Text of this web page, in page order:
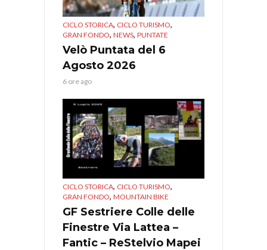
CICLO STORICA, CICLO TURISMO,
GRAN FONDO, NEWS, PUNTATE
Velò Puntata del 6
Agosto 2026
6 ore ago
CICLO STORICA, CICLO TURISMO,
GRAN FONDO, MOUNTAIN BIKE
GF Sestriere Colle delle
Finestre Via Lattea –
Fantic – ReStelvio Mapei